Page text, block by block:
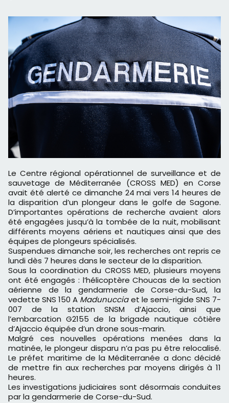
Le Centre régional opérationnel de surveillance et de
sauvetage de Méditerranée (CROSS MED) en Corse
avait été alerté ce dimanche 24 mai vers 14 heures de
la disparition d’un plongeur dans le golfe de Sagone.
D’importantes opérations de recherche avaient alors
été engagées jusqu’à la tombée de la nuit, mobilisant
différents moyens aériens et nautiques ainsi que des
équipes de plongeurs spécialisés.
Suspendues dimanche soir, les recherches ont repris ce
lundi dès 7 heures dans le secteur de la disparition.
Sous la coordination du CROSS MED, plusieurs moyens
ont été engagés : l’hélicoptère Choucas de la section
aérienne de la gendarmerie de Corse-du-Sud, la
vedette SNS 150 A Madunucciaet le semi-rigide SNS 7-
007 de la station SNSM d’Ajaccio, ainsi que
l’embarcation G2155 de la brigade nautique côtière
d’Ajaccio équipée d’un drone sous-marin.
Malgré ces nouvelles opérations menées dans la
matinée, le plongeur disparu n’a pas pu être relocalisé.
Le préfet maritime de la Méditerranée a donc décidé
de mettre fin aux recherches par moyens dirigés à 11
heures.
Les investigations judiciaires sont désormais conduites
par la gendarmerie de Corse-du-Sud.